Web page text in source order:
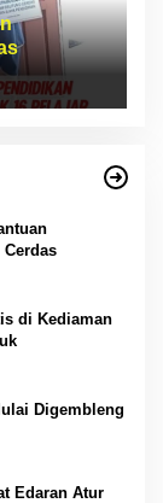
di Kediaman
Digembleng
Edaran Atur